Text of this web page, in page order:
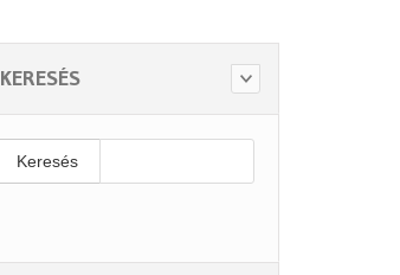
KERESÉS
Keresés